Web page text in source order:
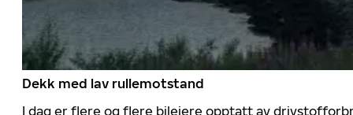
Dekk med lav rullemotstand
I dag er flere og flere bileiere opptatt av